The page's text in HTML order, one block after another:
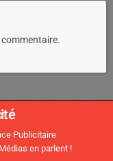
Publicitaire
en parlent !